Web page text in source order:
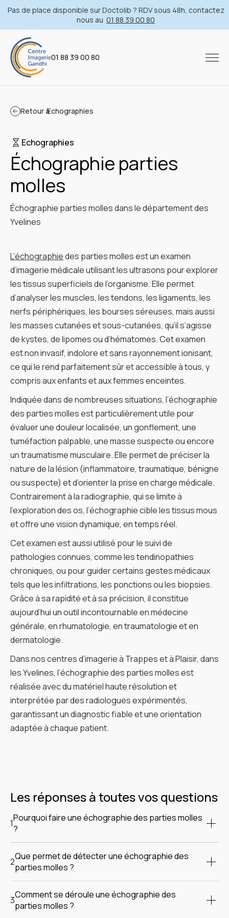
Pas de place disponible sur Doctolib ? RDV sous 48h, contactez
nous au 01 88 39 00 80
01 88 39 00 80
Retour àEchographies
Echographies
Échographie parties
molles
Échographie parties molles dans le département des
Yvelines
L’échographiedes parties molles est un examen
d’imagerie médicale utilisant les ultrasons pour explorer
les tissus superficiels de l’organisme. Elle permet
d’analyser les muscles, les tendons, les ligaments, les
nerfs périphériques, les bourses séreuses, mais aussi
les masses cutanées et sous-cutanées, qu’il s’agisse
de kystes, de lipomes ou d’hématomes. Cet examen
est non invasif, indolore et sans rayonnement ionisant,
ce qui le rend parfaitement sûr et accessible à tous, y
compris aux enfants et aux femmes enceintes.
Indiquée dans de nombreuses situations, l’échographie
des parties molles est particulièrement utile pour
évaluer une douleur localisée, un gonflement, une
tuméfaction palpable, une masse suspecte ou encore
un traumatisme musculaire. Elle permet de préciser la
nature de la lésion (inflammatoire, traumatique, bénigne
ou suspecte) et d’orienter la prise en charge médicale.
Contrairement à la radiographie, qui se limite à
l’exploration des os, l’échographie cible les tissus mous
et offre une vision dynamique, en temps réel.
Cet examen est aussi utilisé pour le suivi de
pathologies connues, comme les tendinopathies
chroniques, ou pour guider certains gestes médicaux
tels que les infiltrations, les ponctions ou les biopsies.
Grâce à sa rapidité et à sa précision, il constitue
aujourd’hui un outil incontournable en médecine
générale, en rhumatologie, en traumatologie et en
dermatologie.
Dans nos centres d’imagerie à Trappes et à Plaisir, dans
les Yvelines, l’échographie des parties molles est
réalisée avec du matériel haute résolution et
interprétée par des radiologues expérimentés,
garantissant un diagnostic fiable et une orientation
adaptée à chaque patient.
Les réponses à toutes vos questions
1Pourquoi faire une échographie des parties molles
?
L’échographie des parties molles est prescrite dans de
nombreuses situations cliniques car elle permet
d’explorer avec précision les tissus superficiels du
gonflements. Elle est particulièrement indiquée
2Que permet de détecter une échographie des
parties molles ?
L’échographie des parties molles est un examen
particulièrement performant pour identifier et
caractériser de nombreuses anomalies touchant les
3Comment se déroule une échographie des
parties molles ?